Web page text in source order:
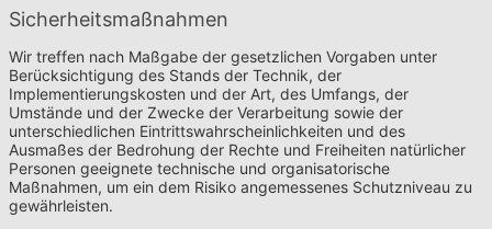
Sicherheitsmaßnahmen
Wir treffen nach Maßgabe der gesetzlichen Vorgaben unter
Berücksichtigung des Stands der Technik, der
Implementierungskosten und der Art, des Umfangs, der
Umstände und der Zwecke der Verarbeitung sowie der
unterschiedlichen Eintrittswahrscheinlichkeiten und des
Ausmaßes der Bedrohung der Rechte und Freiheiten natürlicher
Personen geeignete technische und organisatorische
Maßnahmen, um ein dem Risiko angemessenes Schutzniveau zu
gewährleisten.